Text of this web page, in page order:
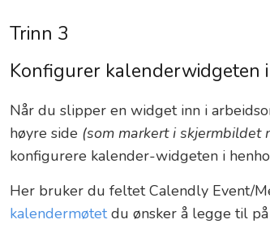
Trinn 3
Konfigurer kalenderwidgeten
Når du slipper en widget inn i
høyre side (som markert i skjermbildet
konfigurere kalender-widgeten i
Her bruker du feltet Calendly Event/
kalendermøtetdu ønsker å legge til på